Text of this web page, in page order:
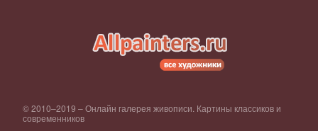
© 2010–2019 – Онлайн галерея живописи. Картины классиков и
современников